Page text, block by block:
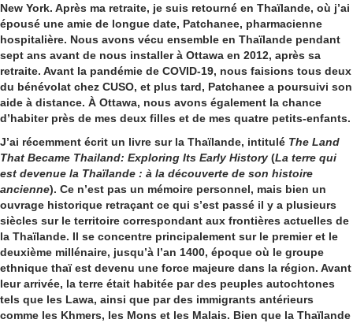
New York. Après ma retraite, je suis retourné en Thaïlande, où j’ai
épousé une amie de longue date, Patchanee, pharmacienne
hospitalière. Nous avons vécu ensemble en Thaïlande pendant
sept ans avant de nous installer à Ottawa en 2012, après sa
retraite. Avant la pandémie de COVID-19, nous faisions tous deux
du bénévolat chez CUSO, et plus tard, Patchanee a poursuivi son
aide à distance. À Ottawa, nous avons également la chance
d’habiter près de mes deux filles et de mes quatre petits-enfants.
J’ai récemment écrit un livre sur la Thaïlande, intitulé The Land
That Became Thailand: Exploring Its Early History (La terre qui
est devenue la Thaïlande : à la découverte de son histoire
ancienne). Ce n’est pas un mémoire personnel, mais bien un
ouvrage historique retraçant ce qui s’est passé il y a plusieurs
siècles sur le territoire correspondant aux frontières actuelles de
la Thaïlande. Il se concentre principalement sur le premier et le
deuxième millénaire, jusqu’à l’an 1400, époque où le groupe
ethnique thaï est devenu une force majeure dans la région. Avant
leur arrivée, la terre était habitée par des peuples autochtones
tels que les Lawa, ainsi que par des immigrants antérieurs
comme les Khmers, les Mons et les Malais. Bien que la Thaïlande